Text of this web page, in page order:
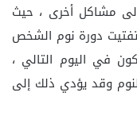
مشاكل أخرى ، حيث
دورة نوم الشخص
في اليوم التالي ،
وقد يؤدي ذلك إلى